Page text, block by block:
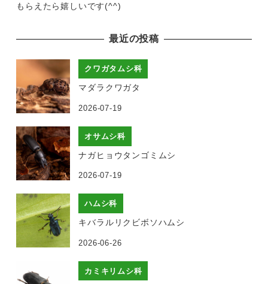
もらえたら嬉しいです(^^)
最近の投稿
クワガタムシ科
マダラクワガタ
2026-07-19
オサムシ科
ナガヒョウタンゴミムシ
2026-07-19
ハムシ科
キバラルリクビボソハムシ
2026-06-26
カミキリムシ科